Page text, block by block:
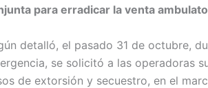
para erradicar la venta
detalló, el pasado 31 de octubre,
se solicitó a las operadoras
de extorsión y secuestro, en el